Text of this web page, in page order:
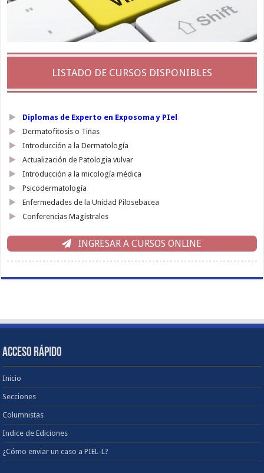
LISTADO DE CURSOS DISPONIBLES
Diplomas de Experto en Exposoma y PIel
Dermatofitosis o Tiñas
Introducción a la Dermatología
Actualización de Patologia vulvar
Introducción a la micología médica
Psicodermatología
Enfermedades de la Unidad Pilosebacea
Conferencias Magistrales
INGRESAR A CURSOS ONLINE
ACCESO RÁPIDO
Inicio
Secciones
Columnistas
Indice de Ediciones
¿Cómo enviar un caso a PIEL-L?